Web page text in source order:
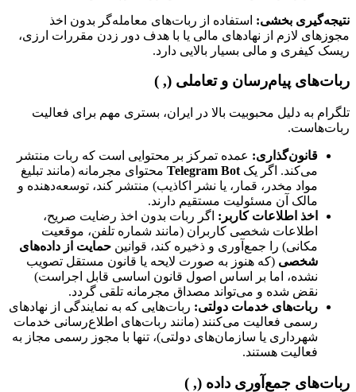
نتیجه‌گیری بخشی: استفاده از ربات‌های معامله‌گر بدون اخذ
مجوزهای لازم از نهادهای مالی یا با هدف دور زدن مقررات ارزی،
ریسک کیفری و مالی بسیار بالایی دارد.
ربات‌های پیام‌رسان و تعاملی (, )
تلگرام به دلیل محبوبیت بالا در ایران، بستری مهم برای فعالیت
ربات‌هاست.
قانون‌گذاری: عمده تمرکز بر محتوایی است که ربات منتشر
می‌کند. اگر یک Telegram Bot محتوای مجرمانه (مانند تبلیغ
مواد مخدر، قمار، یا نشر اکاذیب) منتشر کند، توسعه‌دهنده و
مالک آن مسئولیت مستقیم دارند.
اخذ اطلاعات کاربر: اگر ربات بدون اخذ رضایت صریح،
اطلاعات شخصی کاربران (مانند شماره تلفن، موقعیت
مکانی) را جمع‌آوری و ذخیره کند، قوانین حمایت از داده‌های
شخصی (که هنوز به صورت لایحه یا قانون مستقل تصویب
نشده، اما بر اساس اصول قانون اساسی قابل اجراست)
نقض شده و می‌تواند مصداق مجرمانه تلقی گردد.
ربات‌های خدمات دولتی: ربات‌هایی که به نمایندگی از نهادهای
رسمی فعالیت می‌کنند (مانند ربات‌های اطلاع‌رسانی خدمات
شهرداری یا سازمان‌های دولتی)، تنها با مجوز رسمی مجاز به
فعالیت هستند.
ربات‌های جمع‌آوری داده (, )